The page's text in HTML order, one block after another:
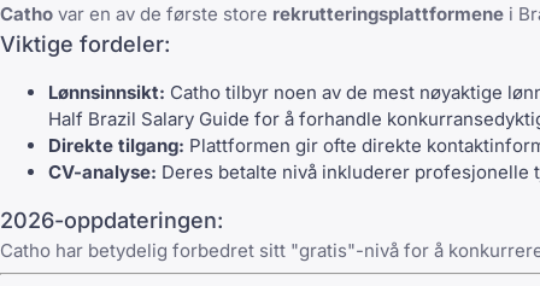
Catho var en av de første store rekrutteringsplattformene i
Viktige fordeler:
Lønnsinnsikt: Catho tilbyr noen av de mest nøyaktige
Half Brazil Salary Guide for å forhandle
Direkte tilgang: Plattformen gir ofte direkte
CV-analyse: Deres betalte nivå inkluderer
2026-oppdateringen:
Catho har betydelig forbedret sitt "gratis"-nivå for å